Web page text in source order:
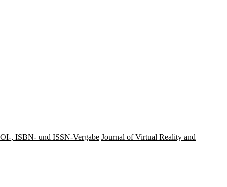
, ISBN- und ISSN-Vergabe Journal of Virtual Reality and